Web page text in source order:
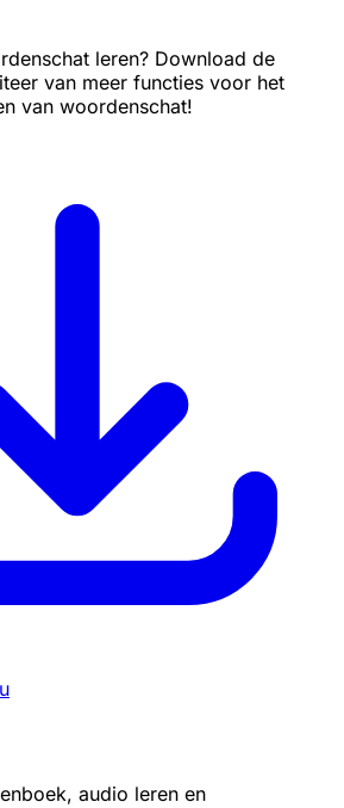
leren? Download de
van meer functies voor het
van woordenschat!
audio leren en